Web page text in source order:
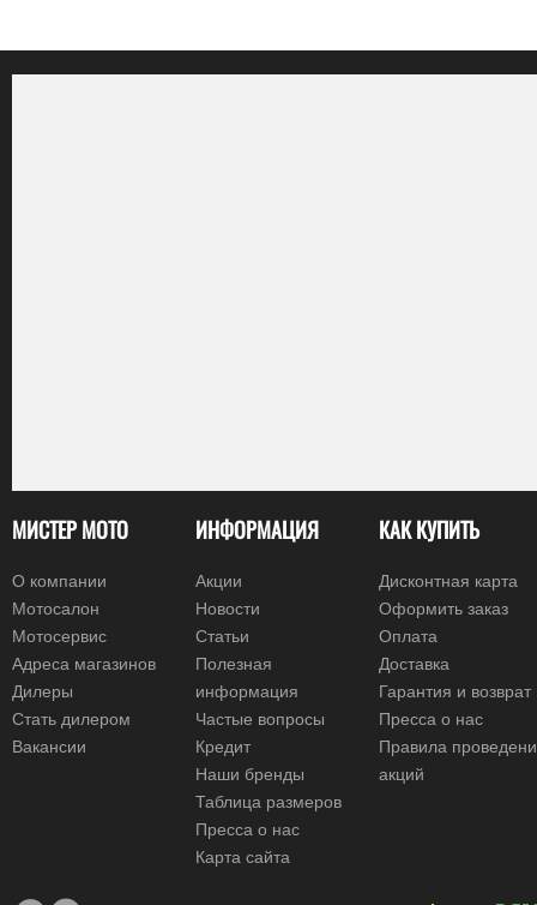
МИСТЕР МОТО
О компании
Мотосалон
Мотосервис
Адреса магазинов
Дилеры
Стать дилером
Вакансии
ИНФОРМАЦИЯ
Акции
Новости
Статьи
Полезная
информация
Частые вопросы
Кредит
Наши бренды
Таблица размеров
Пресса о нас
Карта сайта
КАК КУПИТЬ
Дисконтная карта
Оформить заказ
Оплата
Доставка
Гарантия и возврат
Пресса о нас
Правила
акций